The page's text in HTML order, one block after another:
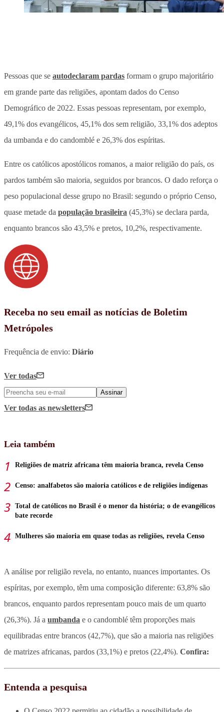
Pessoas que se autodeclaram pardas formam o grupo majoritário
em grande parte das religiões, apontam dados do Censo
Demográfico de 2022. Essas pessoas representam, por exemplo,
49,1% dos evangélicos, 45,1% dos sem religião, 33,1% dos adeptos
da umbanda e do candomblé e 26,3% dos espíritas.
Entre os católicos apostólicos romanos, a maior religião do país, os
pardos também são maioria, seguidos por brancos. O dado reforça o
peso populacional desse grupo no Brasil: segundo o próprio Censo,
quase metade da população brasileira (45,3%) se declara parda,
enquanto brancos são 43,5% e pretos, 10,2%, respectivamente.
Receba no seu email as notícias de Boletim
Metrópoles
Frequência de envio: Diário
Ver todas
Assinar
Ver todas as newsletters
Leia também
Religiões de matriz africana têm maioria branca, revela Censo
Censo: analfabetos são maioria católicos e de religiões indígenas
Total de católicos no Brasil é o menor da história; o de evangélicos
bate recorde
Mulheres são maioria em quase todas as religiões, revela Censo
A análise por religião revela, no entanto, nuances importantes. Os
espíritas, por exemplo, têm uma composição diferente: 63,8% são
brancos, enquanto pardos representam pouco mais de um quarto
(26,3%). Já a umbanda e o candomblé têm proporções mais
equilibradas entre brancos (42,7%), que são a maioria nas religiões
de matrizes africanas, pardos (33,1%) e pretos (22,4%). Confira:
Entenda a pesquisa